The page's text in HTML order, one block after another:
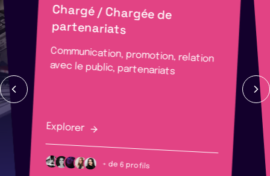
Chargé / Chargée de
partenariats
Communication, promotion, relation
avec le public, partenariats
Explorer
+ de 6 profils